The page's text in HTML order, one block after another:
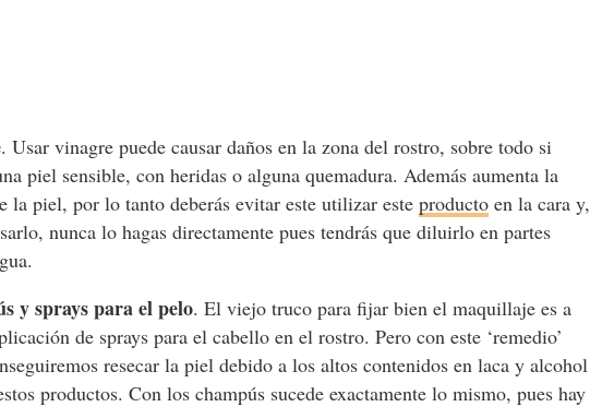
. Usar vinagre puede causar daños en la zona del rostro, sobre todo si
piel sensible, con heridas o alguna quemadura. Además aumenta la
la piel, por lo tanto deberás evitar este utilizar esteproducto en la cara y,
nunca lo hagas directamente pues tendrás que diluirlo en partes
y sprays para el pelo. El viejo truco para fijar bien el maquillaje es a
de sprays para el cabello en el rostro. Pero con este ‘remedio’
resecar la piel debido a los altos contenidos en laca y alcohol
productos. Con los champús sucede exactamente lo mismo, pues hay